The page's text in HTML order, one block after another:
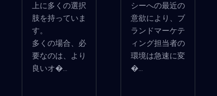
上に多くの選択
肢を持っていま
す。
多くの場合、必
要なのは、より
良いオ�...
シーへの最近の
意欲により、ブ
ランドマーケテ
ィング担当者の
環境は急速に変
�...